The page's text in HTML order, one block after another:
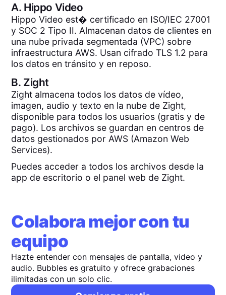
A. Hippo Video
Hippo Video est� certificado en ISO/IEC 27001
y SOC 2 Tipo II. Almacenan datos de clientes en
una nube privada segmentada (VPC) sobre
infraestructura AWS. Usan cifrado TLS 1.2 para
los datos en tránsito y en reposo.
B. Zight
Zight almacena todos los datos de vídeo,
imagen, audio y texto en la nube de Zight,
disponible para todos los usuarios (gratis y de
pago). Los archivos se guardan en centros de
datos gestionados por AWS (Amazon Web
Services).
Puedes acceder a todos los archivos desde la
app de escritorio o el panel web de Zight.
Colabora mejor con tu
equipo
Hazte entender con mensajes de pantalla, video y
audio. Bubbles es gratuito y ofrece grabaciones
ilimitadas con un solo clic.